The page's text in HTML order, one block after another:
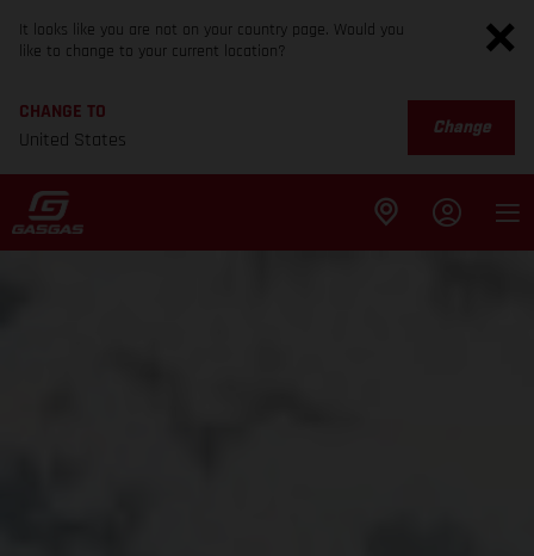
It looks like you are not on your country page. Would you
like to change to your current location?
CHANGE TO
United States
Change